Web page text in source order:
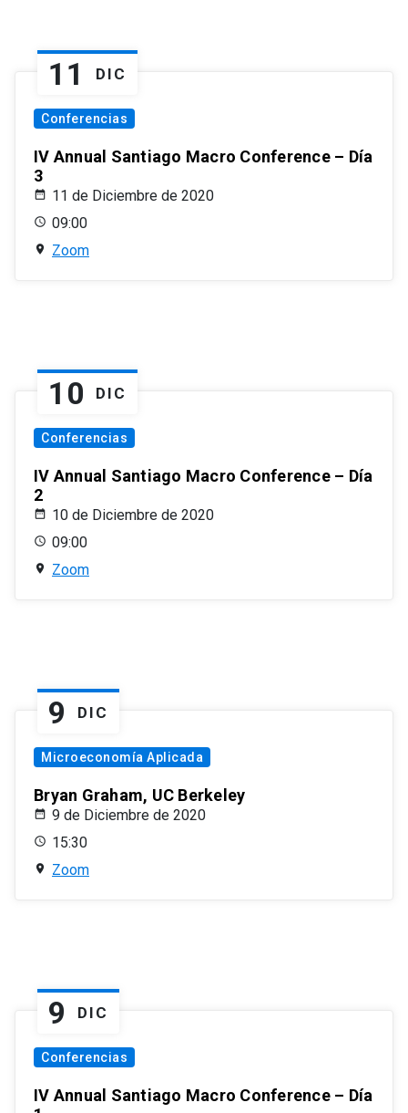
11 DIC
Conferencias
IV Annual Santiago Macro Conference – Día
3
11 de Diciembre de 2020
09:00
Zoom
10 DIC
Conferencias
IV Annual Santiago Macro Conference – Día
2
10 de Diciembre de 2020
09:00
Zoom
9 DIC
Microeconomía Aplicada
Bryan Graham, UC Berkeley
9 de Diciembre de 2020
15:30
Zoom
9 DIC
Conferencias
IV Annual Santiago Macro Conference – Día